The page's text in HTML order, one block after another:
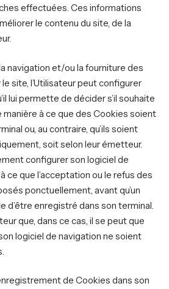
effectuées. Ces informations
le contenu du site, de la
navigation et/ou la fourniture des
site, l’Utilisateur peut configurer
lui permette de décider s’il souhaite
à ce que des Cookies soient
ou, au contraire, qu’ils soient
soit selon leur émetteur.
configurer son logiciel de
ce que l’acceptation ou le refus des
ponctuellement, avant qu’un
d’être enregistré dans son terminal.
que, dans ce cas, il se peut que
logiciel de navigation ne soient
de Cookies dans son